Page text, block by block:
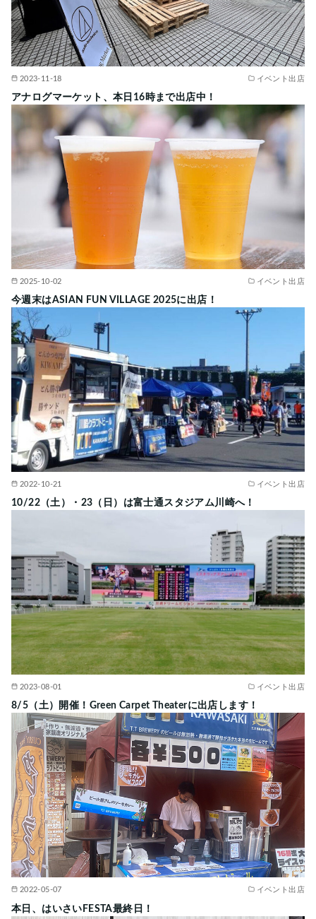
2023-11-18 イベント出店
アナログマーケット、本日16時まで出店中！
2025-10-02 イベント出店
今週末はASIAN FUN VILLAGE 2025に出店！
2022-10-21 イベント出店
10/22（土）・23（日）は富士通スタジアム川崎へ！
2023-08-01 イベント出店
8/5（土）開催！Green Carpet Theaterに出店します！
2022-05-07 イベント出店
本日、はいさいFESTA最終日！